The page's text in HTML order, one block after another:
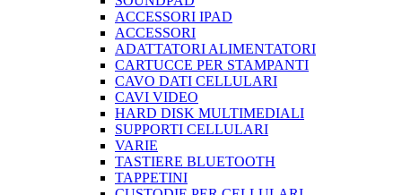
ACCESSORI IPAD
ACCESSORI
ADATTATORI ALIMENTATORI
CARTUCCE PER STAMPANTI
CAVO DATI CELLULARI
CAVI VIDEO
HARD DISK MULTIMEDIALI
SUPPORTI CELLULARI
VARIE
TASTIERE BLUETOOTH
TAPPETINI